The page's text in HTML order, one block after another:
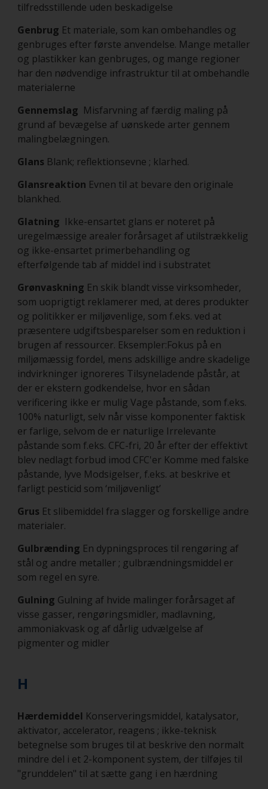
tilfredsstillende uden beskadigelse
Genbrug Et materiale, som kan ombehandles og
genbruges efter første anvendelse. Mange metaller
og plastikker kan genbruges, og mange regioner
har den nødvendige infrastruktur til at ombehandle
materialerne
Gennemslag Misfarvning af færdig maling på
grund af bevægelse af uønskede arter gennem
malingbelægningen.
Glans Blank; reflektionsevne ; klarhed.
Glansreaktion Evnen til at bevare den originale
blankhed.
Glatning Ikke-ensartet glans er noteret på
uregelmæssige arealer forårsaget af utilstrækkelig
og ikke-ensartet primerbehandling og
efterfølgende tab af middel ind i substratet
Grønvaskning En skik blandt visse virksomheder,
som uoprigtigt reklamerer med, at deres produkter
og politikker er miljøvenlige, som f.eks. ved at
præsentere udgiftsbesparelser som en reduktion i
brugen af ressourcer. Eksempler:Fokus på en
miljømæssig fordel, mens adskillige andre skadelige
indvirkninger ignoreres Tilsyneladende påstår, at
der er ekstern godkendelse, hvor en sådan
verificering ikke er mulig Vage påstande, som f.eks.
100% naturligt, selv når visse komponenter faktisk
er farlige, selvom de er naturlige Irrelevante
påstande som f.eks. CFC-fri, 20 år efter der effektivt
blev nedlagt forbud imod CFC'er Komme med falske
påstande, lyve Modsigelser, f.eks. at beskrive et
farligt pesticid som ‘miljøvenligt’
Grus Et slibemiddel fra slagger og forskellige andre
materialer.
Gulbrænding En dypningsproces til rengøring af
stål og andre metaller ; gulbrændningsmiddel er
som regel en syre.
Gulning Gulning af hvide malinger forårsaget af
visse gasser, rengøringsmidler, madlavning,
ammoniakvask og af dårlig udvælgelse af
pigmenter og midler
H
Hærdemiddel Konserveringsmiddel, katalysator,
aktivator, accelerator, reagens ; ikke-teknisk
betegnelse som bruges til at beskrive den normalt
mindre del i et 2-komponent system, der tilføjes til
"grunddelen" til at sætte gang i en hærdning